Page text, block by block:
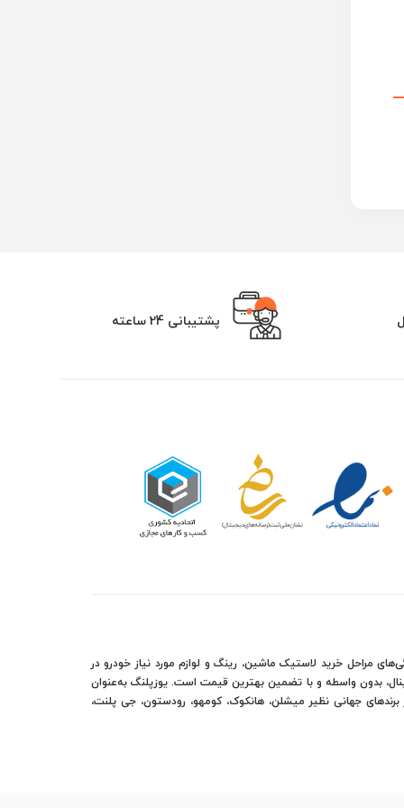
پشتیبانی 24 ساعته
مراحل خرید لاستیک ماشین، رینگ و لوازم مورد نیاز خودرو در
بدون واسطه و با تضمین بهترین قیمت است. یوزپلنگ به‌عنوان
برندهای جهانی نظیر میشلن، هانکوک، کومهو، رودستون، جی پلنت،